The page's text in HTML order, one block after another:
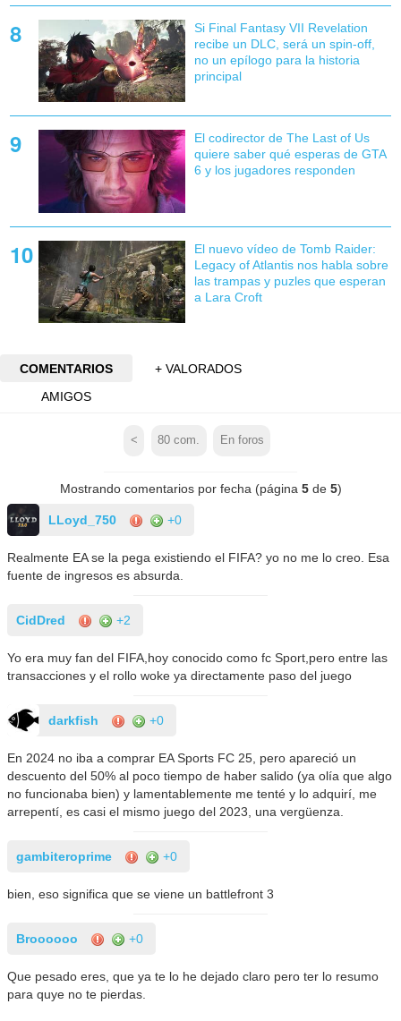
Si Final Fantasy VII Revelation
recibe un DLC, será un spin-off,
no un epílogo para la historia
principal
El codirector de The Last of Us
quiere saber qué esperas de GTA
6 y los jugadores responden
El nuevo vídeo de Tomb Raider:
Legacy of Atlantis nos habla sobre
las trampas y puzles que esperan
a Lara Croft
COMENTARIOS
+ VALORADOS
AMIGOS
< 80 com. En foros
Mostrando comentarios por fecha (página 5de 5)
LLoyd_750 +0
Realmente EA se la pega existiendo el FIFA? yo no me lo creo. Esa
fuente de ingresos es absurda.
CidDred +2
Yo era muy fan del FIFA,hoy conocido como fc Sport,pero entre las
transacciones y el rollo woke ya directamente paso del juego
darkfish +0
En 2024 no iba a comprar EA Sports FC 25, pero apareció un
descuento del 50% al poco tiempo de haber salido (ya olía que algo
no funcionaba bien) y lamentablemente me tenté y lo adquirí, me
arrepentí, es casi el mismo juego del 2023, una vergüenza.
gambiteroprime +0
bien, eso significa que se viene un battlefront 3
Broooooo +0
Que pesado eres, que ya te lo he dejado claro pero ter lo resumo
para quye no te pierdas.